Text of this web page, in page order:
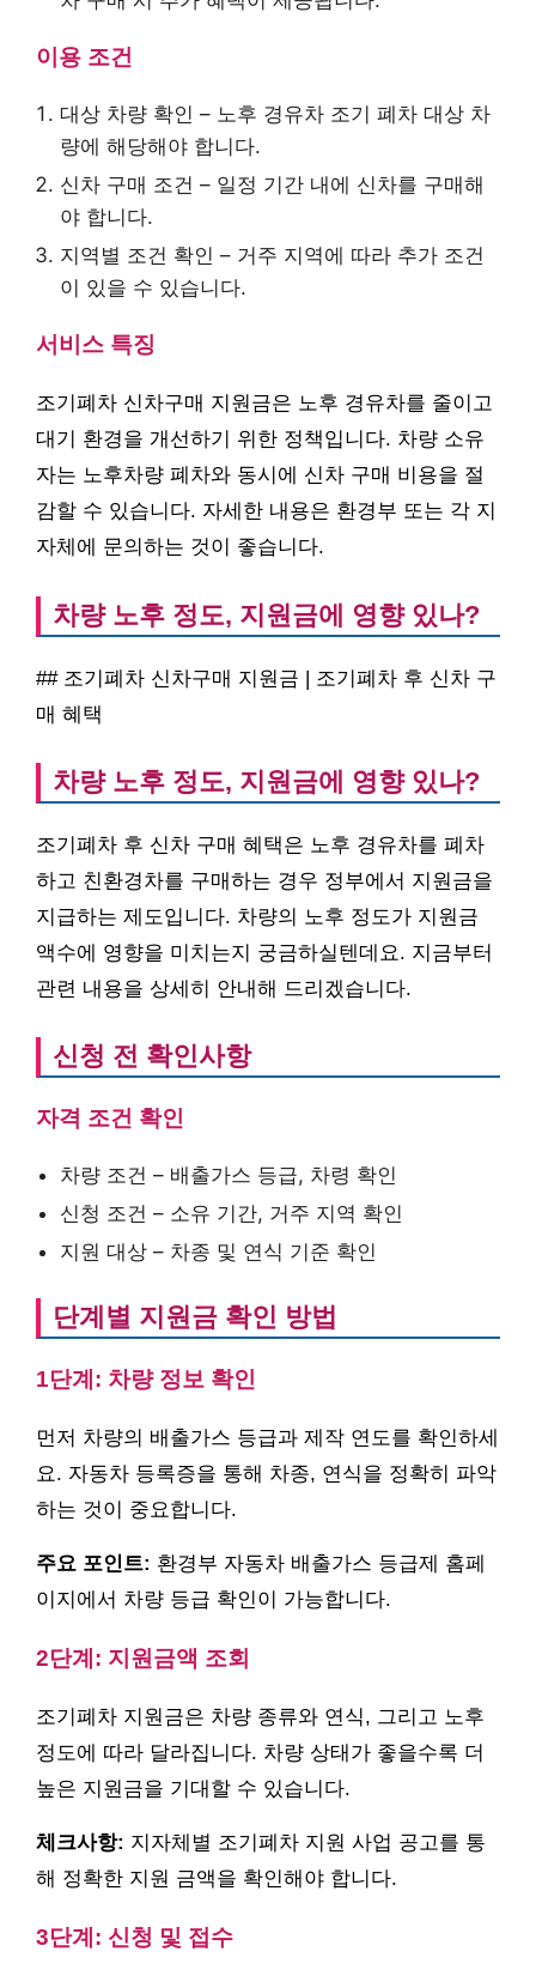
이용 조건
대상 차량 확인 – 노후 경유차 조기 폐차 대상 차
량에 해당해야 합니다.
신차 구매 조건 – 일정 기간 내에 신차를 구매해
야 합니다.
지역별 조건 확인 – 거주 지역에 따라 추가 조건
이 있을 수 있습니다.
서비스 특징
조기폐차 신차구매 지원금은 노후 경유차를 줄이고
대기 환경을 개선하기 위한 정책입니다. 차량 소유
자는 노후차량 폐차와 동시에 신차 구매 비용을 절
감할 수 있습니다. 자세한 내용은 환경부 또는 각 지
자체에 문의하는 것이 좋습니다.
차량 노후 정도, 지원금에 영향 있나?
## 조기폐차 신차구매 지원금 | 조기폐차 후 신차 구
매 혜택
차량 노후 정도, 지원금에 영향 있나?
조기폐차 후 신차 구매 혜택은 노후 경유차를 폐차
하고 친환경차를 구매하는 경우 정부에서 지원금을
지급하는 제도입니다. 차량의 노후 정도가 지원금
액수에 영향을 미치는지 궁금하실텐데요. 지금부터
관련 내용을 상세히 안내해 드리겠습니다.
신청 전 확인사항
자격 조건 확인
차량 조건 – 배출가스 등급, 차령 확인
신청 조건 – 소유 기간, 거주 지역 확인
지원 대상 – 차종 및 연식 기준 확인
단계별 지원금 확인 방법
1단계: 차량 정보 확인
먼저 차량의 배출가스 등급과 제작 연도를 확인하세
요. 자동차 등록증을 통해 차종, 연식을 정확히 파악
하는 것이 중요합니다.
주요 포인트: 환경부 자동차 배출가스 등급제 홈페
이지에서 차량 등급 확인이 가능합니다.
2단계: 지원금액 조회
조기폐차 지원금은 차량 종류와 연식, 그리고 노후
정도에 따라 달라집니다. 차량 상태가 좋을수록 더
높은 지원금을 기대할 수 있습니다.
체크사항: 지자체별 조기폐차 지원 사업 공고를 통
해 정확한 지원 금액을 확인해야 합니다.
3단계: 신청 및 접수